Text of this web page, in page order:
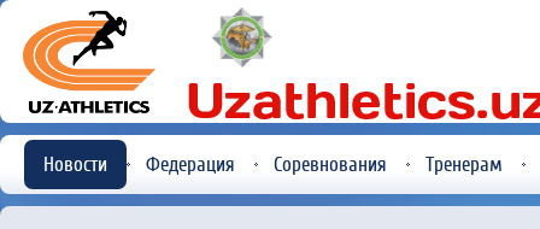
Новости Федерация Соревнования Тренерам